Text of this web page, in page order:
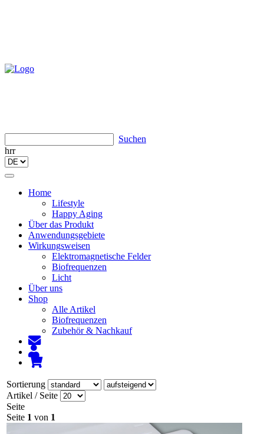
Suchen
hrr
Toggle
navigationHome
Lifestyle
Happy Aging
Über das Produkt
Anwendungsgebiete
Wirkungsweisen
Elektromagnetische Felder
Biofrequenzen
Licht
Über uns
Shop
Alle Artikel
Biofrequenzen
Zubehör & Nachkauf
Sortierung
Artikel / Seite
Seite
Seite 1 von 1